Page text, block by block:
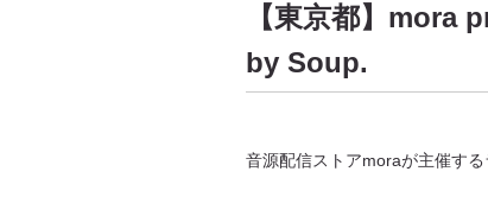
【東京都】mora
by Soup.
音源配信ストアmoraが主催す